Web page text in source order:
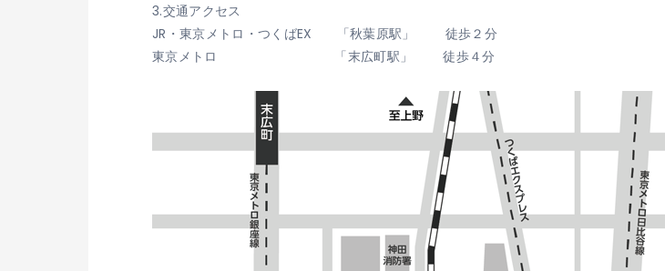
3.交通アクセス
JR・東京メトロ・つくばEX 「秋葉原駅」 徒歩２分
東京メトロ 「末広町駅」 徒歩４分